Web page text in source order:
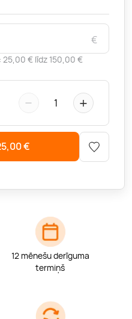
€
€ līdz 150,00 €
− 1 +
€
12 mēnešu derīguma
termiņš